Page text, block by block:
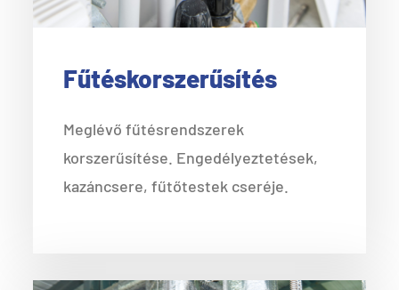
Fűtéskorszerűsítés
Meglévő fűtésrendszerek
korszerűsítése. Engedélyeztetések,
kazáncsere, fűtőtestek cseréje.